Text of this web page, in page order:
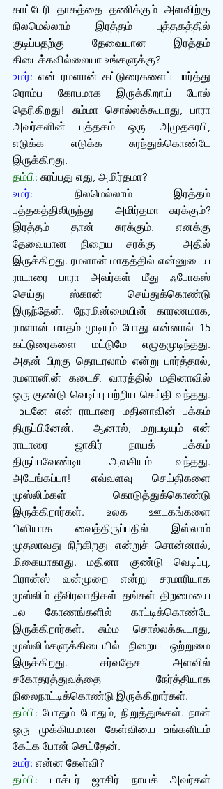
காட்டேரி தாகத்தை தணிக்கும் அளவிற்கு
நிலமெல்லாம் இரத்தம் புத்தகத்தில்
குடிப்பதற்கு தேவையான இரத்தம்
கிடைக்கவில்லையா உங்களுக்கு?
உமர்: என் ரமளான் கட்டுரைகளைப் பார்த்து
ரொம்ப கோபமாக இருக்கிறாய் போல்
தெரிகிறது! சும்மா சொல்லக்கூடாது, பாரா
அவர்களின் புத்தகம் ஒரு அமுதசுரபி,
எடுக்க எடுக்க சுரந்துக்கொண்டே
இருக்கிறது.
தம்பி: சுரப்பது எது, அமிர்தமா?
உமர்: நிலமெல்லாம் இரத்தம்
புத்தகத்திலிருந்து  அமிர்தமா சுரக்கும்?
இரத்தம் தான் சுரக்கும். எனக்கு
தேவையான நிறைய சரக்கு  அதில்
இருக்கிறது. ரமளான் மாதத்தில் என்னுடைய
ராடாரை பாரா அவர்கள் மீது ஃபோகஸ்
செய்து ஸ்கான் செய்துக்கொண்டு
இருந்தேன். நேரமின்மையின் காரணமாக,
ரமளான் மாதம் முடியும் போது என்னால் 15
கட்டுரைகளை மட்டுமே எழுதமுடிந்தது.
அதன் பிறகு தொடரலாம் என்று பார்த்தால்,
ரமளானின் கடைசி வாரத்தில் மதினாவில்
ஒரு குண்டு வெடிப்பு பற்றிய செய்தி வந்தது.
உடனே என் ராடாரை மதினாவின் பக்கம்
திருப்பினேன்.  ஆனால், மறுபடியும் என்
ராடாரை ஜாகிர் நாயக் பக்கம்
திருப்பவேண்டிய அவசியம் வந்தது.
அடேங்கப்பா! எவ்வளவு செய்திகளை
முஸ்லிம்கள் கொடுத்துக்கொண்டு
இருக்கிறார்கள். உலக ஊடகங்களை
பிஸியாக வைத்திருப்பதில் இஸ்லாம்
முதலாவது நிற்கிறது என்றுச் சொன்னால்,
மிகையாகாது. மதினா குண்டு வெடிப்பு,
பிரான்ஸ் வன்முறை என்று சரமாரியாக
முஸ்லிம் தீவிரவாதிகள் தங்கள் திறமையை
பல கோணங்களில் காட்டிக்கொண்டே
இருக்கிறார்கள். சும்ம சொல்லக்கூடாது,
முஸ்லிம்களுக்கிடையில் நிறைய ஒற்றுமை
இருக்கிறது. சர்வதேச அளவில்
சகோதரத்துவத்தை நேர்த்தியாக
நிலைநாட்டிக்கொண்டு இருக்கிறார்கள்.
தம்பி: போதும் போதும், நிறுத்துங்கள். நான்
ஒரு முக்கியமான கேள்வியை உங்களிடம்
கேட்க போன் செய்தேன்.
உமர்: என்ன கேள்வி?
தம்பி: டாக்டர் ஜாகிர் நாயக் அவர்கள்